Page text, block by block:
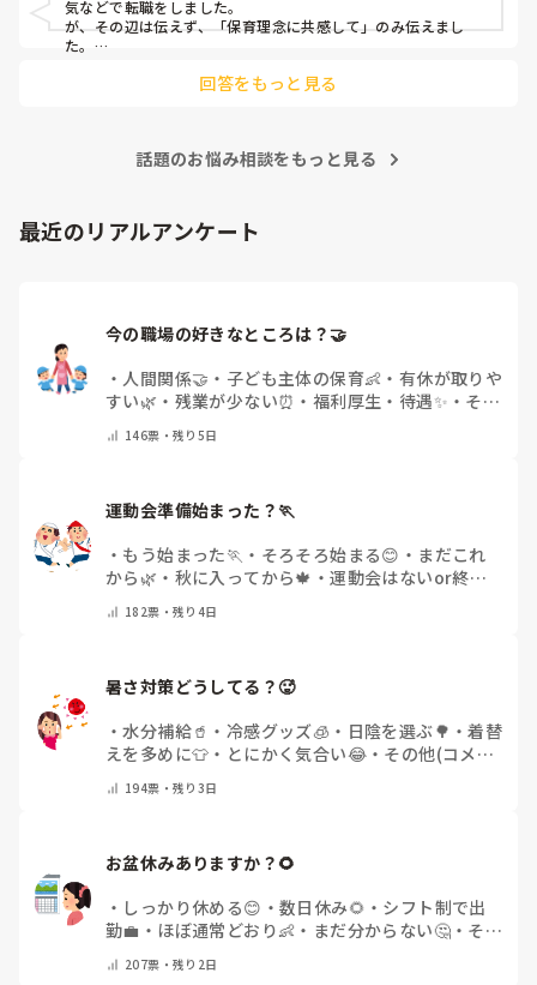
いう思いもあり、ちょっと無理かも…と思い始めています。
まだ急性期ということと、昔、夫が腰を痛めてすぐに整骨院
に行ってより酷くなって帰ってきたことがあり、怖くて行け
気などで転職をしました。
が、その辺は伝えず、「保育理念に共感して」のみ伝えまし
た。
回答をもっと見る
話題のお悩み相談をもっと見る
最近のリアルアンケート
・ 人間関係🤝 ・ 子ども主体の保育👶 ・ 有休が取りや
すい🌿 ・ 残業が少ない⏰ ・ 福利厚生・待遇✨ ・ その
146票・残り5日
運動会準備始まった？🏃
・ もう始まった🏃 ・ そろそろ始まる😊 ・ まだこれ
から🌿 ・ 秋に入ってから🍁 ・運動会はないor終わ
182票・残り4日
暑さ対策どうしてる？🥵
・水分補給🥤 ・ 冷感グッズ🧊 ・ 日陰を選ぶ🌳 ・着替
えを多めに👕 ・ とにかく気合い😂・ その他(コメン
194票・残り3日
お盆休みありますか？🌻
・ しっかり休める😊 ・ 数日休み🌻 ・ シフト制で出
勤💼 ・ ほぼ通常どおり👶 ・ まだ分からない🤔・ その
207票・残り2日